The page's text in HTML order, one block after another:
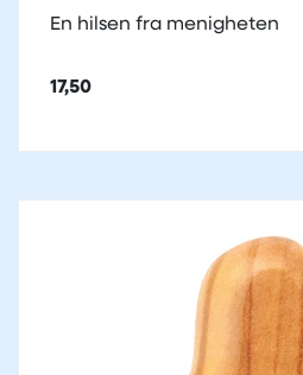
En hilsen fra menigheten
17,50